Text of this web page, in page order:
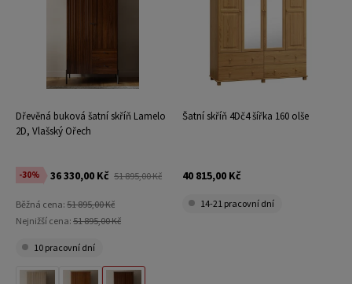
Dřevěná buková šatní skříň Lamelo
2D, Vlašský Ořech
-30% 36 330,00 Kč 51 895,00 Kč
Běžná cena: 51 895,00 Kč
Nejnižší cena: 51 895,00 Kč
10 pracovní dní
Šatní skříň 4Dč4 šířka 160 olše
40 815,00 Kč
14-21 pracovní dní